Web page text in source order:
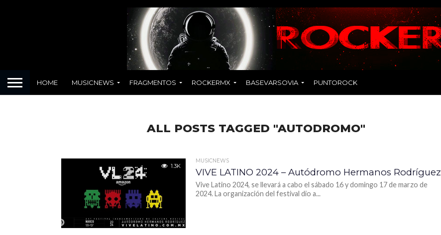
HOME MUSICNEWS FRAGMENTOS ROCKERMX BASEVARSOVIA PUNTOROCK
ALL POSTS TAGGED "AUTODROMO"
1.3K
MUSICNEWS
VIVE LATINO 2024 – Autódromo Hermanos Rodríguez
Vive Latino 2024, se llevará a cabo el sábado 16 y domingo 17 de marzo de
2024. La organización del festival dio a...